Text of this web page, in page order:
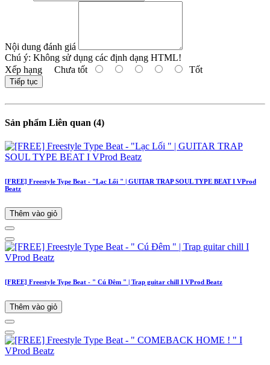
Nội dung đánh giá
Chú ý: Không sử dụng các định dạng HTML!
Xếp hạng Chưa tốt Tốt
Tiếp tục
Sản phẩm Liên quan (4)
[FREE] Freestyle Type Beat - "Lạc Lối " | GUITAR TRAP SOUL TYPE BEAT I VProd
Beatz
Thêm vào giỏ
[FREE] Freestyle Type Beat - " Cú Đêm " | Trap guitar chill I VProd Beatz
Thêm vào giỏ